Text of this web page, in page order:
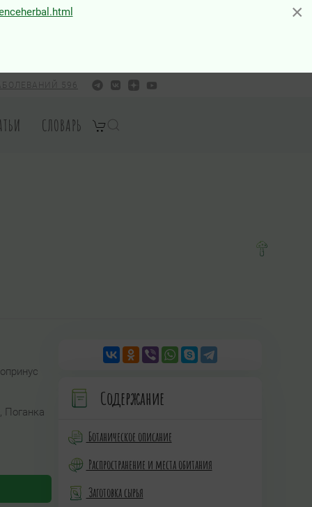
×
596
СЛОВАРЬ
Поганка
Содержание
Ботаническое описание
Распространение и места обитания
Заготовка сырья
×